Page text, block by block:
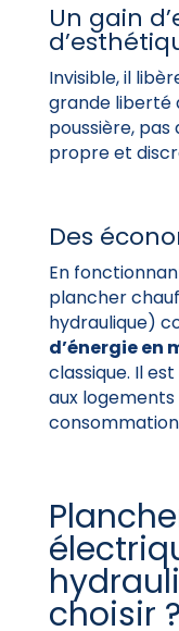
Un gain
Invisible, il
grande liberté
poussière, pas
propre et
Des
En
plancher
hydraulique)
d’énergie en
classique. Il
aux logements
choisir ?